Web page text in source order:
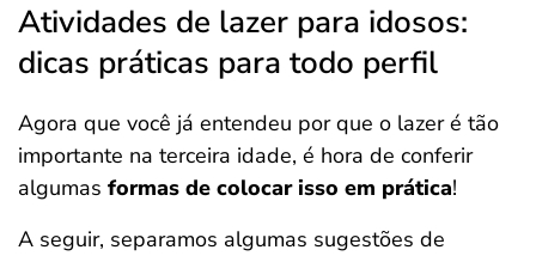
Atividades de lazer para idosos:
dicas práticas para todo perfil
Agora que você já entendeu por que o lazer é tão
importante na terceira idade, é hora de conferir
algumas formas de colocar isso em prática!
A seguir, separamos algumas sugestões de